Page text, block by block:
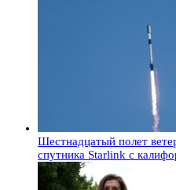
Шестнадцатый полет
спутника Starlink с